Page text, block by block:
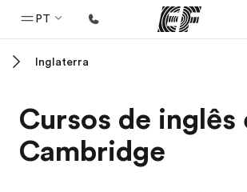
PT
Programas
Saiba tudo que oferecemos
Inglaterra
Cursos de inglês
Cambridge